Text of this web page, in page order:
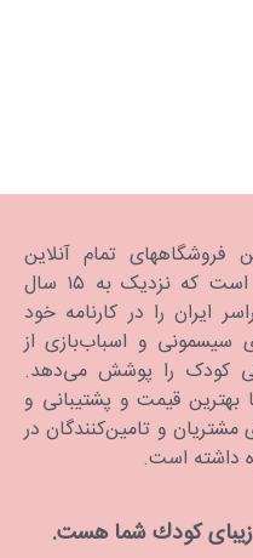
فروشگاههای تمام آنلاین
سیسمونی و اسباب‌بازی در ایران است که نزدیک به ۱۵ سال
ایران را در کارنامه خود
سیسمونی و اسباب‌بازی از
تا بالاتر از 5 سالگی کودک را پوشش می‌دهد.
بهترین قیمت و پشتیبانی و
و تامین‌کنندگان در
داشته است.
زیبای كودك شما هست.